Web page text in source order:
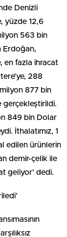
Denizli
yüzde 12,6
563 bin
Erdoğan,
en fazla ihracat
288
877 bin
gerçekleştirildi.
849 bin Dolar
İthalatımız, 1
edilen ürünlerin
demir-çelik ile
geliyor’ dedi.